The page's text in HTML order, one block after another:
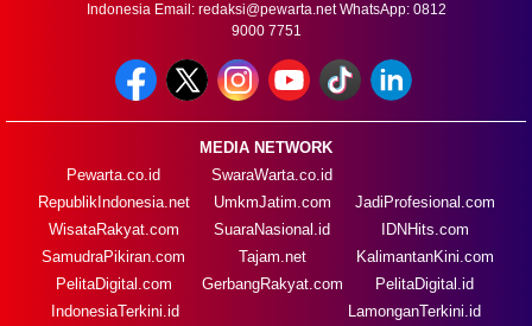
Indonesia Email: redaksi@pewarta.netWhatsApp: 0812
9000 7751
MEDIA NETWORK
Pewarta.co.id
RepublikIndonesia.net
WisataRakyat.com
SamudraPikiran.com
PelitaDigital.com
SwaraWarta.co.id
UmkmJatim.com
SuaraNasional.id
Tajam.net
GerbangRakyat.com
JadiProfesional.com
IDNHits.com
KalimantanKini.com
PelitaDigital.id
IndonesiaTerkini.id
LamonganTerkini.id